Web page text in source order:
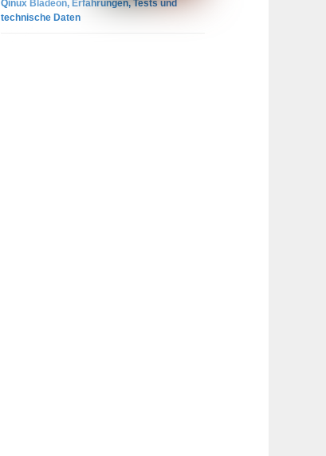
Qinux Bladeon, Erfahrungen, Tests und
technische Daten